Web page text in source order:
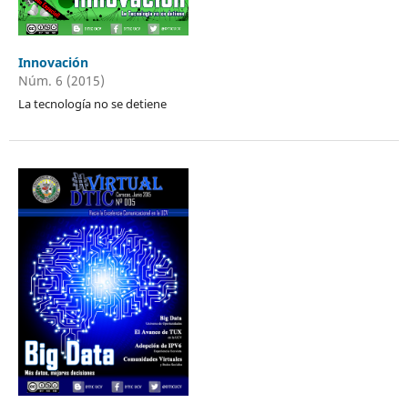
Innovación
Núm. 6 (2015)
La tecnología no se detiene